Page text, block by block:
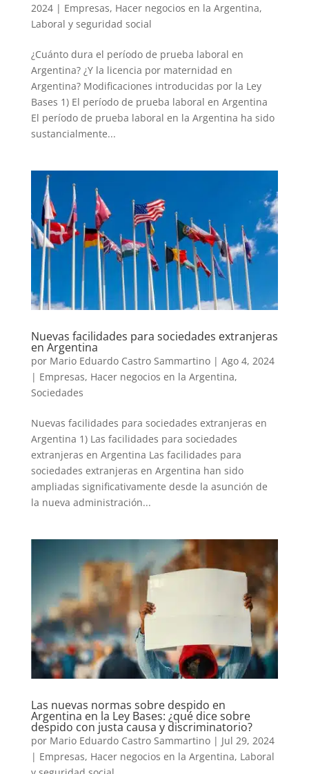
2024| Empresas, Hacer negocios en la Argentina,
Laboral y seguridad social
¿Cuánto dura el período de prueba laboral en
Argentina? ¿Y la licencia por maternidad en
Argentina? Modificaciones introducidas por la Ley
Bases 1) El período de prueba laboral en Argentina
El período de prueba laboral en la Argentina ha sido
sustancialmente...
Nuevas facilidades para sociedades extranjeras
en Argentina
por Mario Eduardo Castro Sammartino| Ago 4, 2024
| Empresas, Hacer negocios en la Argentina,
Sociedades
Nuevas facilidades para sociedades extranjeras en
Argentina 1) Las facilidades para sociedades
extranjeras en Argentina Las facilidades para
sociedades extranjeras en Argentina han sido
ampliadas significativamente desde la asunción de
la nueva administración...
Las nuevas normas sobre despido en
Argentina en la Ley Bases: ¿qué dice sobre
despido con justa causa y discriminatorio?
por Mario Eduardo Castro Sammartino| Jul 29, 2024
| Empresas, Hacer negocios en la Argentina, Laboral